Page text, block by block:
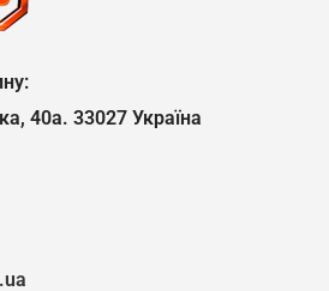
40а. 33027 Україна